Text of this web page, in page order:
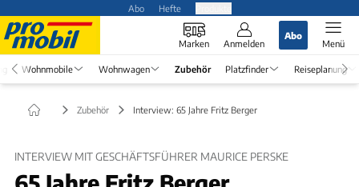
Abo Hefte
Marken Anmelden
Abo
Menü
Wohnmobile Wohnwagen Zubehör Platzfinder Reiseplanung
Zubehör Interview: 65 Jahre Fritz Berger
INTERVIEW MIT GESCHÄFTSFÜHRER MAURICE PERSKE